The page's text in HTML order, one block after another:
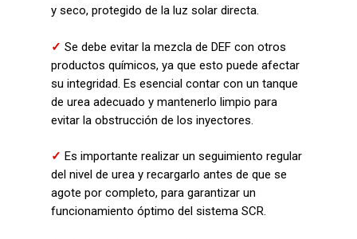
y seco, protegido de la luz solar directa.
✓ Se debe evitar la mezcla de DEF con otros
productos químicos, ya que esto puede afectar
su integridad. Es esencial contar con un tanque
de urea adecuado y mantenerlo limpio para
evitar la obstrucción de los inyectores.
✓ Es importante realizar un seguimiento regular
del nivel de urea y recargarlo antes de que se
agote por completo, para garantizar un
funcionamiento óptimo del sistema SCR.